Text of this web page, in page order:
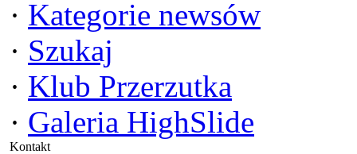
· Kategorie newsów
· Szukaj
· Klub Przerzutka
· Galeria HighSlide
Kontakt